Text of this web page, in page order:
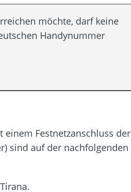
möchte, darf keine
Handynummer
Festnetzanschluss der
sind auf der nachfolgenden